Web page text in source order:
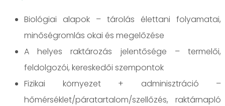
Biológiai alapok – tárolás élettani folyamatai,
minőségromlás okai és megelőzése
A helyes raktározás jelentősége – termelői,
feldolgozói, kereskedői szempontok
Fizikai környezet + adminisztráció –
hőmérséklet/páratartalom/szellőzés, raktárnapló